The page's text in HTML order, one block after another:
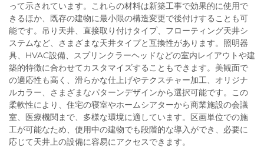
って示されています。これらの材料は新築工事で効果的に使用で
きるほか、既存の建物に最小限の構造変更で後付けすることも可
能です。吊り天井、直接取り付けタイプ、フローティング天井シ
ステムなど、さまざまな天井タイプと互換性があります。照明器
具、HVAC設備、スプリンクラーヘッドなどの室内レイアウトや建
築的特徴に合わせてカスタマイズすることもできます。美観面で
の適応性も高く、滑らかな仕上げやテクスチャー加工、オリジナ
ルカラー、さまざまなパターンデザインから選択可能です。この
柔軟性により、住宅の寝室やホームシアターから商業施設の会議
室、医療機関まで、多様な環境に適しています。区画単位での施
工が可能なため、使用中の建物でも段階的な導入ができ、必要に
応じて天井上の設備に容易にアクセスできます。